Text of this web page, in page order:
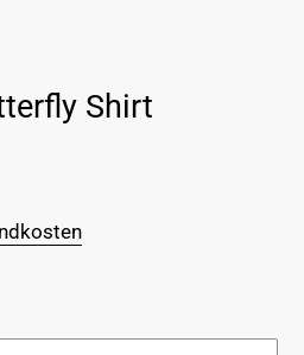
Shirt